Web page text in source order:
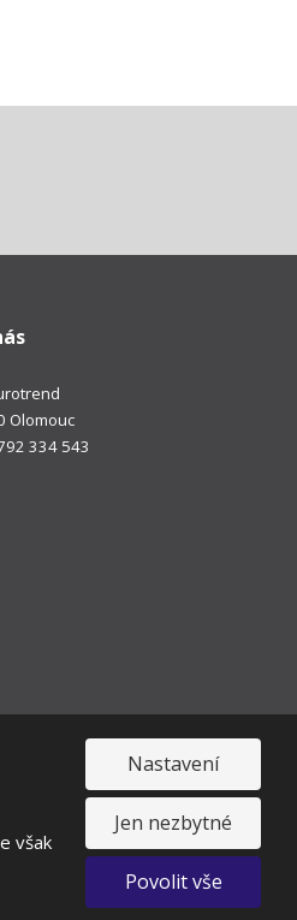
však
Nastavení
Jen nezbytné
Povolit vše
Olomouc
334 543